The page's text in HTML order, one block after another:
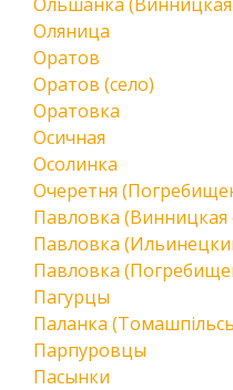
Оляница
Оратов
Оратов (село)
Оратовка
Осичная
Осолинка
Очеретня
Павловка (Винницкая
Павловка
Павловка
Пагурцы
Паланка
Парпуровцы
Пасынки